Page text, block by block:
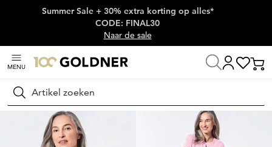
Skip naar hoofdinhoud
Summer Sale + 30% extra korting op alles*
CODE: FINAL30
Naar de sale
MENU
Zoeken
Thuis Damesmode